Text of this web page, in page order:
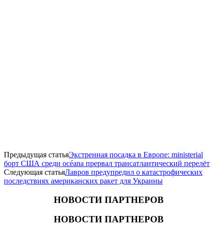
Предыдущая статьяЭкстренная посадка в Европе: ministerial
борт США среди océana прервал трансатлантический перелёт
Следующая статьяЛавров предупредил о катастрофических
последствиях американских ракет для Украины
НОВОСТИ ПАРТНЕРОВ
НОВОСТИ ПАРТНЕРОВ